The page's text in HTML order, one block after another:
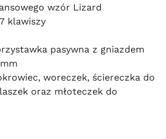
wzór Lizard
klawiszy
pasywna z gniazdem
woreczek, ściereczka do
oraz młoteczek do